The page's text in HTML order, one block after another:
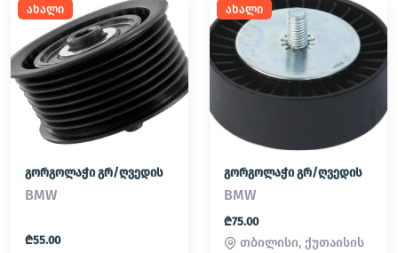
ახალი
გორგოლაჭი გრ/ღვედის
BMW
₾55.00
ახალი
გორგოლაჭი გრ/ღვედის
BMW
₾75.00
თბილისი, ქუთაისის